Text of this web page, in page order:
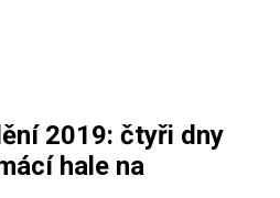
2019: čtyři dny
hale na